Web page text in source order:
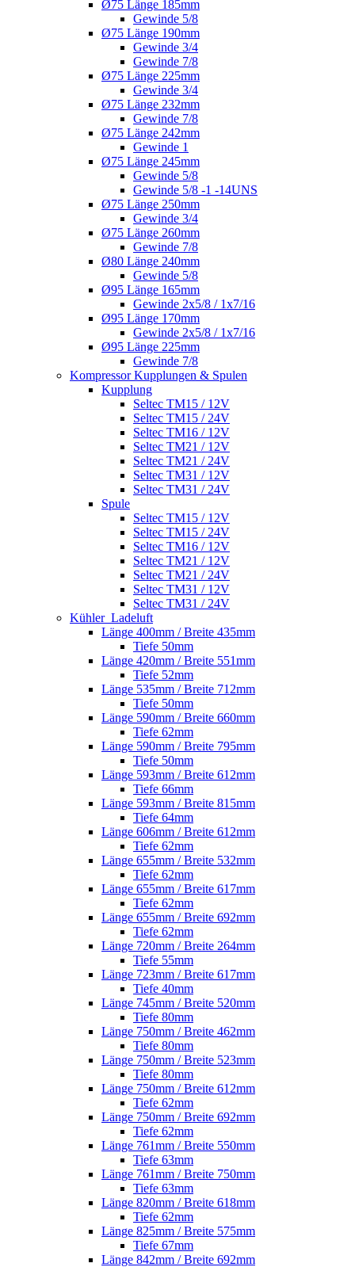
Ø75 Länge 185mm
Gewinde 5/8
Ø75 Länge 190mm
Gewinde 3/4
Gewinde 7/8
Ø75 Länge 225mm
Gewinde 3/4
Ø75 Länge 232mm
Gewinde 7/8
Ø75 Länge 242mm
Gewinde 1
Ø75 Länge 245mm
Gewinde 5/8
Gewinde 5/8 -1 -14UNS
Ø75 Länge 250mm
Gewinde 3/4
Ø75 Länge 260mm
Gewinde 7/8
Ø80 Länge 240mm
Gewinde 5/8
Ø95 Länge 165mm
Gewinde 2x5/8 / 1x7/16
Ø95 Länge 170mm
Gewinde 2x5/8 / 1x7/16
Ø95 Länge 225mm
Gewinde 7/8
Kompressor Kupplungen & Spulen
Kupplung
Seltec TM15 / 12V
Seltec TM15 / 24V
Seltec TM16 / 12V
Seltec TM21 / 12V
Seltec TM21 / 24V
Seltec TM31 / 12V
Seltec TM31 / 24V
Spule
Seltec TM15 / 12V
Seltec TM15 / 24V
Seltec TM16 / 12V
Seltec TM21 / 12V
Seltec TM21 / 24V
Seltec TM31 / 12V
Seltec TM31 / 24V
Kühler_Ladeluft
Länge 400mm / Breite 435mm
Tiefe 50mm
Länge 420mm / Breite 551mm
Tiefe 52mm
Länge 535mm / Breite 712mm
Tiefe 50mm
Länge 590mm / Breite 660mm
Tiefe 62mm
Länge 590mm / Breite 795mm
Tiefe 50mm
Länge 593mm / Breite 612mm
Tiefe 66mm
Länge 593mm / Breite 815mm
Tiefe 64mm
Länge 606mm / Breite 612mm
Tiefe 62mm
Länge 655mm / Breite 532mm
Tiefe 62mm
Länge 655mm / Breite 617mm
Tiefe 62mm
Länge 655mm / Breite 692mm
Tiefe 62mm
Länge 720mm / Breite 264mm
Tiefe 55mm
Länge 723mm / Breite 617mm
Tiefe 40mm
Länge 745mm / Breite 520mm
Tiefe 80mm
Länge 750mm / Breite 462mm
Tiefe 80mm
Länge 750mm / Breite 523mm
Tiefe 80mm
Länge 750mm / Breite 612mm
Tiefe 62mm
Länge 750mm / Breite 692mm
Tiefe 62mm
Länge 761mm / Breite 550mm
Tiefe 63mm
Länge 761mm / Breite 750mm
Tiefe 63mm
Länge 820mm / Breite 618mm
Tiefe 62mm
Länge 825mm / Breite 575mm
Tiefe 67mm
Länge 842mm / Breite 692mm